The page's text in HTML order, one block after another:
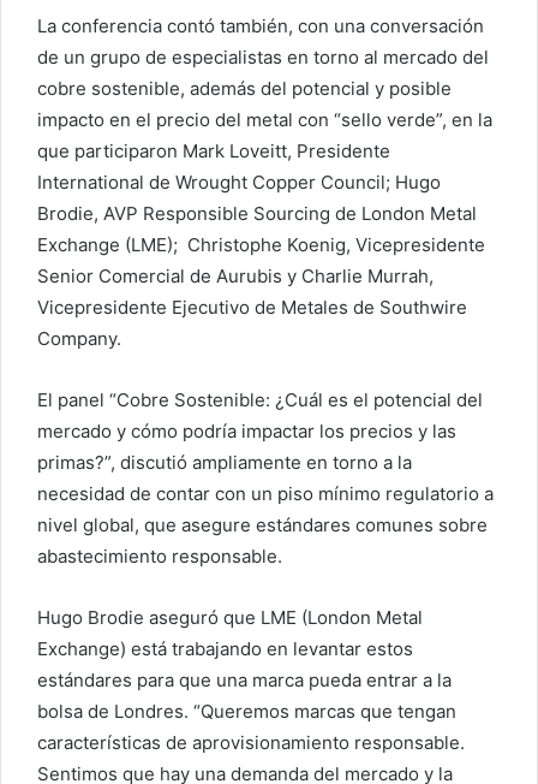
La conferencia contó también, con una conversación
de un grupo de especialistas en torno al mercado del
cobre sostenible, además del potencial y posible
impacto en el precio del metal con “sello verde”, en la
que participaron Mark Loveitt, Presidente
International de Wrought Copper Council; Hugo
Brodie, AVP Responsible Sourcing de London Metal
Exchange (LME); Christophe Koenig, Vicepresidente
Senior Comercial de Aurubis y Charlie Murrah,
Vicepresidente Ejecutivo de Metales de Southwire
Company.
El panel “Cobre Sostenible: ¿Cuál es el potencial del
mercado y cómo podría impactar los precios y las
primas?”, discutió ampliamente en torno a la
necesidad de contar con un piso mínimo regulatorio a
nivel global, que asegure estándares comunes sobre
abastecimiento responsable.
Hugo Brodie aseguró que LME (London Metal
Exchange) está trabajando en levantar estos
estándares para que una marca pueda entrar a la
bolsa de Londres. “Queremos marcas que tengan
características de aprovisionamiento responsable.
Sentimos que hay una demanda del mercado y la